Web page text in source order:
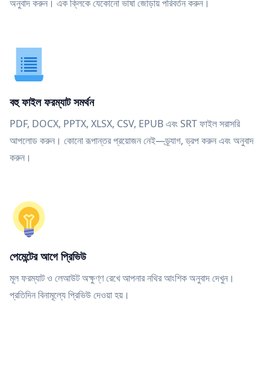
অনুবাদ করুন। এক ক্লিকে যেকোনো ভাষা জোড়ায় পরিবর্তন করুন।
বহু ফাইল ফরম্যাট সমর্থন
PDF, DOCX, PPTX, XLSX, CSV, EPUB এবং SRT ফাইল সরাসরি
আপলোড করুন। কোনো রূপান্তর প্রয়োজন নেই—ড্র্যাগ, ড্রপ করুন এবং অনুবাদ
করুন।
পেমেন্টের আগে প্রিভিউ
মূল ফরম্যাট ও লেআউট অক্ষুণ্ণ রেখে আপনার নথির আংশিক অনুবাদ দেখুন।
প্রতিদিন বিনামূল্যে প্রিভিউ দেওয়া হয়।